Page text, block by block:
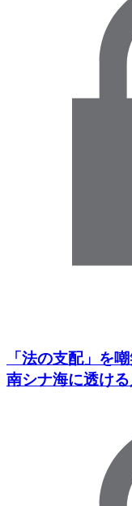
「法の支配」を
南シナ海に透け